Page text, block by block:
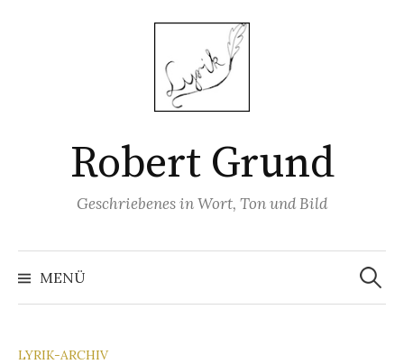
Robert Grund
Geschriebenes in Wort, Ton und Bild
MENÜ
Suchen
nach:
LYRIK-ARCHIV